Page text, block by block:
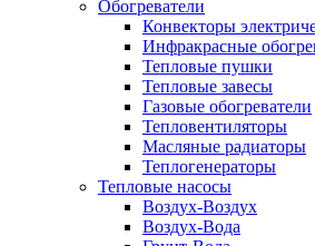
Обогреватели
Конвекторы
Инфракрасные
Тепловые пушки
Тепловые завесы
Газовые обогреватели
Тепловентиляторы
Масляные радиаторы
Теплогенераторы
Тепловые насосы
Воздух-Воздух
Воздух-Вода